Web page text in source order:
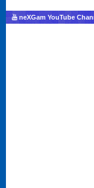
neXGam YouTube